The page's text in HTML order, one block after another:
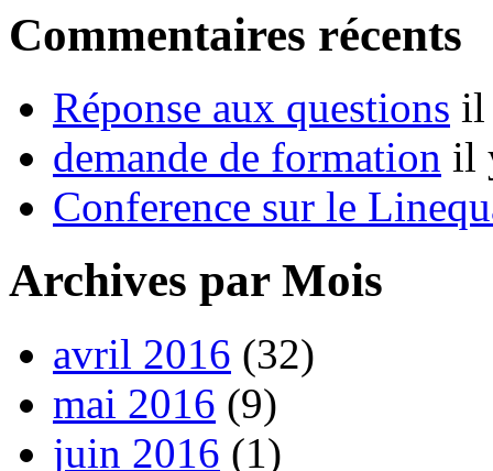
Commentaires récents
Réponse aux questions il
demande de formation il
Conference sur le
Archives par Mois
avril 2016 (32)
mai 2016 (9)
juin 2016 (1)